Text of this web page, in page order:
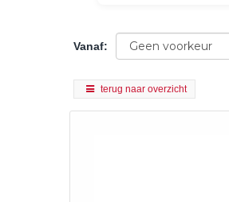
Vanaf:
terug naar overzicht